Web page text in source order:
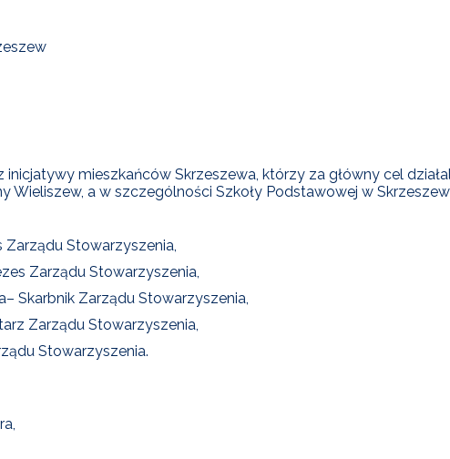
mieszkańców Skrzeszewa, którzy za główny cel
Wieliszew, a w szczególności Szkoły Podstawowej w
Zarządu Stowarzyszenia,
Zarządu Stowarzyszenia,
Skarbnik Zarządu Stowarzyszenia,
Zarządu Stowarzyszenia,
Stowarzyszenia.